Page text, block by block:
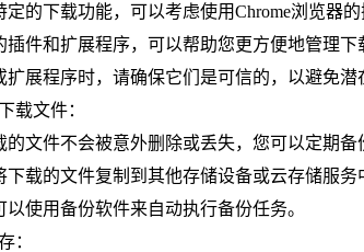
的下载功能，可以考虑使用Chrome浏览器的
插件和扩展程序，可以帮助您更方便地管理下
扩展程序时，请确保它们是可信的，以避免潜
载文件：
的文件不会被意外删除或丢失，您可以定期备
下载的文件复制到其他存储设备或云存储服务
以使用备份软件来自动执行备份任务。
：